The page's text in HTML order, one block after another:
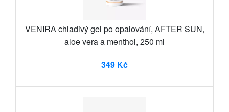
VENIRA chladivý gel po opalování, AFTER SUN,
aloe vera a menthol, 250 ml
349 Kč